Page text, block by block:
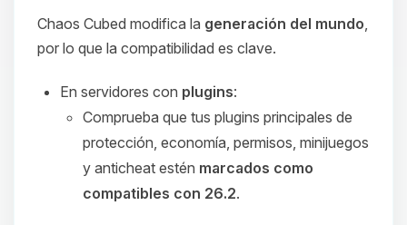
Chaos Cubed modifica la generación del mundo
por lo que la compatibilidad es clave.
En servidores con plugins:
Comprueba que tus plugins principales de
protección, economía, permisos, minijuegos
y anticheat estén marcados como
compatibles con 26.2.